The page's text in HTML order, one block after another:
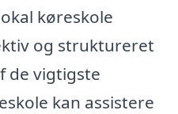
køreskole
og struktureret
de vigtigste
kan assistere